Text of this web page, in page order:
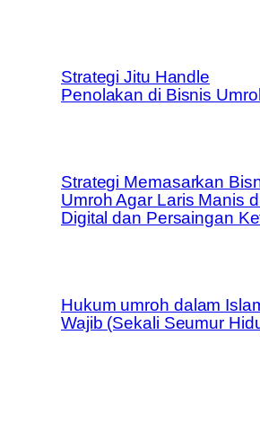
Strategi Jitu Handle
Penolakan di Bisnis
Strategi Memasarkan
Umroh Agar Laris Manis
Digital dan Persaingan
Hukum umroh dalam
Wajib (Sekali Seumur